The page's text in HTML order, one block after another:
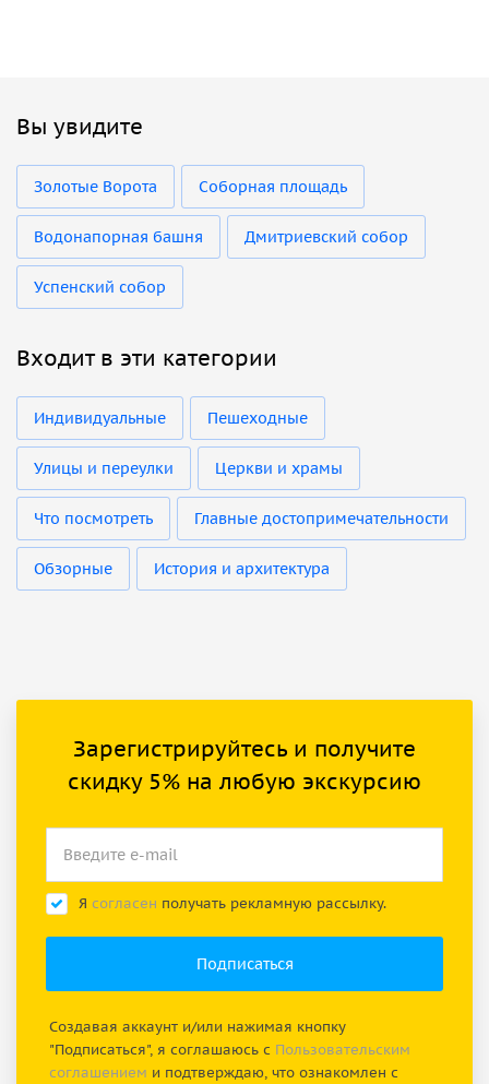
Вы увидите
Золотые Ворота Соборная площадь
Водонапорная башня Дмитриевский собор
Успенский собор
Входит в эти категории
Индивидуальные Пешеходные
Улицы и переулки Церкви и храмы
Что посмотреть Главные достопримечательности
Обзорные История и архитектура
Зарегистрируйтесь и получите
скидку 5% на любую экскурсию
Я согласен получать рекламную рассылку.
Создавая аккаунт и/или нажимая кнопку
"Подписаться", я соглашаюсь с Пользовательским
соглашением и подтверждаю, что ознакомлен с